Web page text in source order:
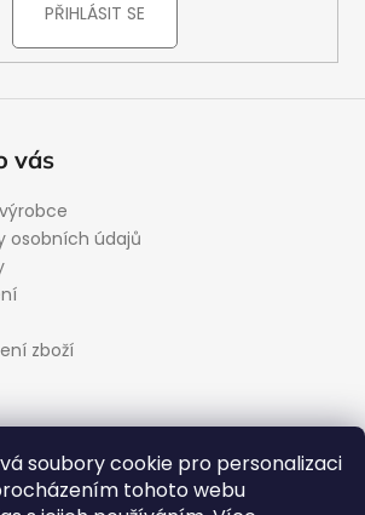
soubory cookie pro personalizaci
tohoto webu
PŘIHLÁSIT SE
vás
osobních údajů
zboží